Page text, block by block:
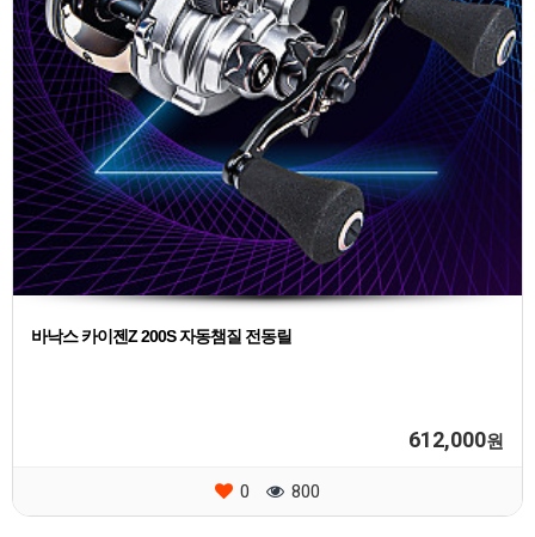
바낙스 카이젠Z 200S 자동챔질 전동릴
612,000원
0 800